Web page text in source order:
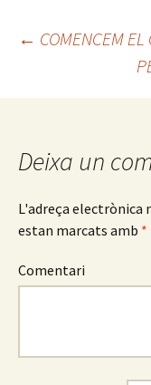
o
o
er p
pels
← COMENCEM EL
Deixa un
L'adreça electrònica
estan marcats amb *
Comentari